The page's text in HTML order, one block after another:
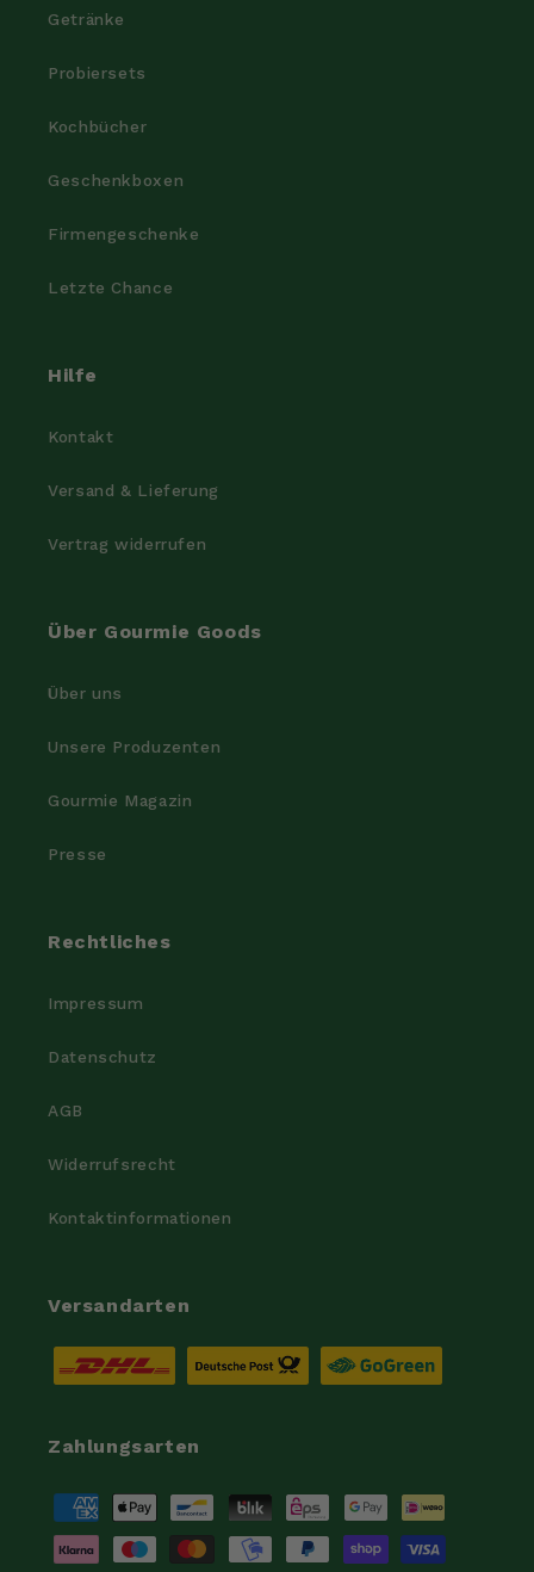
Getränke
Probiersets
Kochbücher
Geschenkboxen
Firmengeschenke
Letzte Chance
Hilfe
Kontakt
Versand & Lieferung
Vertrag widerrufen
Über Gourmie Goods
Über uns
Unsere Produzenten
Gourmie Magazin
Presse
Rechtliches
Impressum
Datenschutz
AGB
Widerrufsrecht
Kontaktinformationen
Versandarten
Zahlungsarten
Zahlungsmethoden